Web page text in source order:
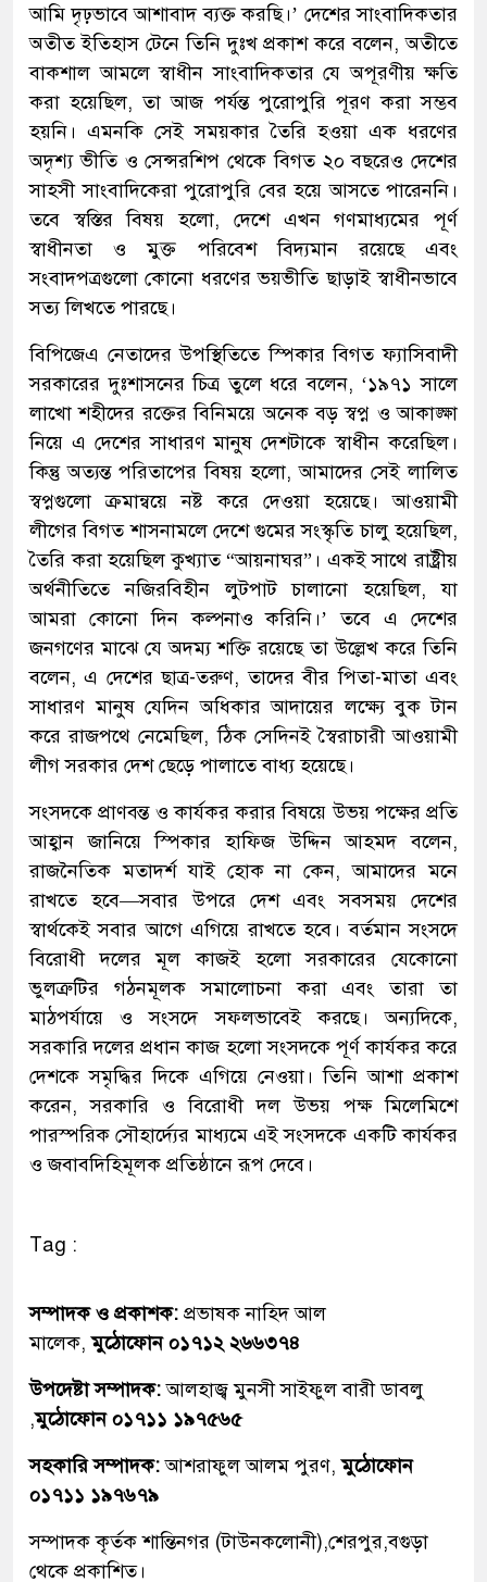
আমি দৃঢ়ভাবে আশাবাদ ব্যক্ত করছি।’ দেশের সাংবাদিকতার
অতীত ইতিহাস টেনে তিনি দুঃখ প্রকাশ করে বলেন, অতীতে
বাকশাল আমলে স্বাধীন সাংবাদিকতার যে অপূরণীয় ক্ষতি
করা হয়েছিল, তা আজ পর্যন্ত পুরোপুরি পূরণ করা সম্ভব
হয়নি। এমনকি সেই সময়কার তৈরি হওয়া এক ধরণের
অদৃশ্য ভীতি ও সেন্সরশিপ থেকে বিগত ২০ বছরেও দেশের
সাহসী সাংবাদিকেরা পুরোপুরি বের হয়ে আসতে পারেননি।
তবে স্বস্তির বিষয় হলো, দেশে এখন গণমাধ্যমের পূর্ণ
স্বাধীনতা ও মুক্ত পরিবেশ বিদ্যমান রয়েছে এবং
সংবাদপত্রগুলো কোনো ধরণের ভয়ভীতি ছাড়াই স্বাধীনভাবে
সত্য লিখতে পারছে।
বিপিজেএ নেতাদের উপস্থিতিতে স্পিকার বিগত ফ্যাসিবাদী
সরকারের দুঃশাসনের চিত্র তুলে ধরে বলেন, ‘১৯৭১ সালে
লাখো শহীদের রক্তের বিনিময়ে অনেক বড় স্বপ্ন ও আকাঙ্ক্ষা
নিয়ে এ দেশের সাধারণ মানুষ দেশটাকে স্বাধীন করেছিল।
কিন্তু অত্যন্ত পরিতাপের বিষয় হলো, আমাদের সেই লালিত
স্বপ্নগুলো ক্রমান্বয়ে নষ্ট করে দেওয়া হয়েছে। আওয়ামী
লীগের বিগত শাসনামলে দেশে গুমের সংস্কৃতি চালু হয়েছিল,
তৈরি করা হয়েছিল কুখ্যাত “আয়নাঘর”। একই সাথে রাষ্ট্রীয়
অর্থনীতিতে নজিরবিহীন লুটপাট চালানো হয়েছিল, যা
আমরা কোনো দিন কল্পনাও করিনি।’ তবে এ দেশের
জনগণের মাঝে যে অদম্য শক্তি রয়েছে তা উল্লেখ করে তিনি
বলেন, এ দেশের ছাত্র-তরুণ, তাদের বীর পিতা-মাতা এবং
সাধারণ মানুষ যেদিন অধিকার আদায়ের লক্ষ্যে বুক টান
করে রাজপথে নেমেছিল, ঠিক সেদিনই স্বৈরাচারী আওয়ামী
লীগ সরকার দেশ ছেড়ে পালাতে বাধ্য হয়েছে।
সংসদকে প্রাণবন্ত ও কার্যকর করার বিষয়ে উভয় পক্ষের প্রতি
আহ্বান জানিয়ে স্পিকার হাফিজ উদ্দিন আহমদ বলেন,
রাজনৈতিক মতাদর্শ যাই হোক না কেন, আমাদের মনে
রাখতে হবে—সবার উপরে দেশ এবং সবসময় দেশের
স্বার্থকেই সবার আগে এগিয়ে রাখতে হবে। বর্তমান সংসদে
বিরোধী দলের মূল কাজই হলো সরকারের যেকোনো
ভুলত্রুটির গঠনমূলক সমালোচনা করা এবং তারা তা
মাঠপর্যায়ে ও সংসদে সফলভাবেই করছে। অন্যদিকে,
সরকারি দলের প্রধান কাজ হলো সংসদকে পূর্ণ কার্যকর করে
দেশকে সমৃদ্ধির দিকে এগিয়ে নেওয়া। তিনি আশা প্রকাশ
করেন, সরকারি ও বিরোধী দল উভয় পক্ষ মিলেমিশে
পারস্পরিক সৌহার্দ্যের মাধ্যমে এই সংসদকে একটি কার্যকর
ও জবাবদিহিমূলক প্রতিষ্ঠানে রূপ দেবে।
Tag :
সম্পাদক ও প্রকাশক: প্রভাষক নাহিদ আল
মালেক,মুঠোফোন ০১৭১২ ২৬৬৩৭৪
উপদেষ্টা সম্পাদক:আলহাজ্ব মুনসী সাইফুল বারী ডাবলু
,মুঠোফোন ০১৭১১ ১৯৭৫৬৫
সহকারি সম্পাদক:আশরাফুল আলম পুরণ,মুঠোফোন
০১৭১১ ১৯৭৬৭৯
সম্পাদক কৃর্তক শান্তিনগর (টাউনকলোনী),শেরপুর,বগুড়া
থেকে প্রকাশিত।